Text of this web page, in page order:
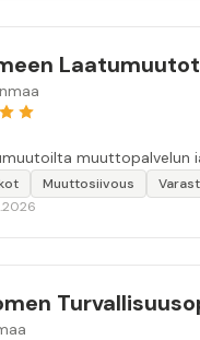
muuttopalvelun
Muuttosiivous